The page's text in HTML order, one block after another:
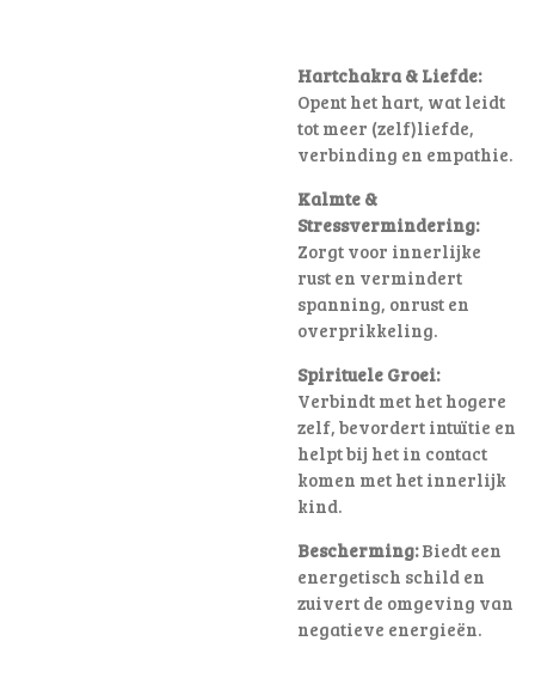
Hartchakra & Liefde:
Opent het hart, wat leidt
tot meer (zelf)liefde,
verbinding en empathie.
Kalmte &
Stressvermindering:
Zorgt voor innerlijke
rust en vermindert
spanning, onrust en
overprikkeling.
Spirituele Groei:
Verbindt met het hogere
zelf, bevordert intuïtie en
helpt bij het in contact
komen met het innerlijk
kind.
Bescherming:Biedt een
energetisch schild en
zuivert de omgeving van
negatieve energieën.